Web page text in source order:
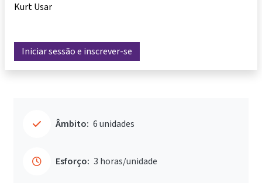
Kurt Usar
Iniciar sessão e inscrever-se
Âmbito: 6 unidades
Esforço: 3 horas/unidade